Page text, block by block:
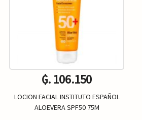
₲. 106.150
LOCION FACIAL INSTITUTO ESPAÑOL
ALOEVERA SPF50 75M